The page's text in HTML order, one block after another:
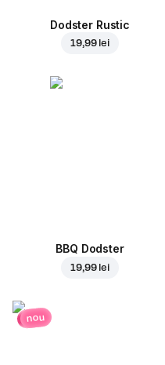
Dodster Rustic
19,99 lei
BBQ Dodster
19,99 lei
nou